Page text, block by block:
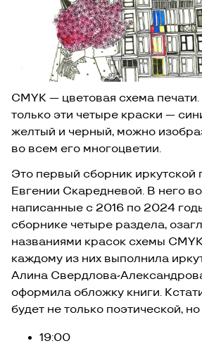
CMYK — цветовая схема
только эти четыре краски —
желтый и черный, можно
во всем его многоцветии.
Это первый сборник иркутской
Евгении Скаредневой. В него
написанные с 2016 по 2024
сборнике четыре раздела,
названиями красок схемы
каждому из них выполнила
Алина Свердлова-
оформила обложку книги.
будет не только поэтической,
19:00